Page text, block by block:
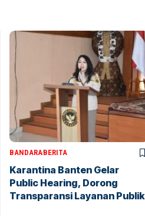
BANDARABERITA
Karantina Banten Gelar
Public Hearing, Dorong
Transparansi Layanan Publik